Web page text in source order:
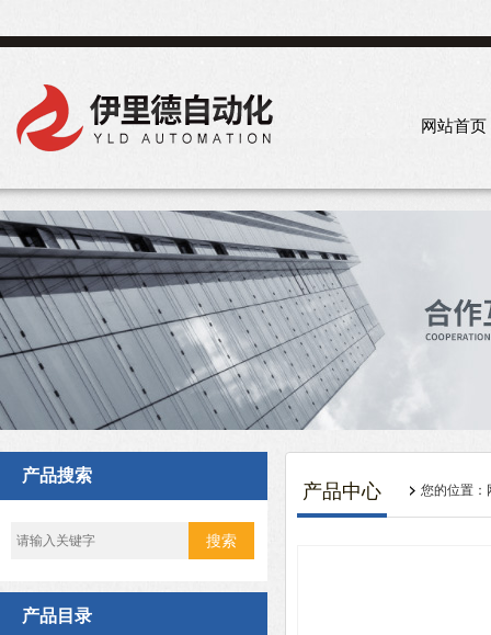
网站首页
产品搜索
产品目录
产品中心 您的位置：